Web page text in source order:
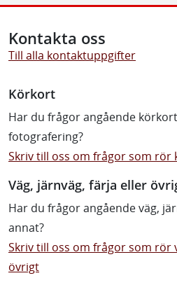
Kontakta oss
Till alla kontaktuppgifter
Körkort
Har du frågor angående
fotografering?
Skriv till oss om frågor som rör
Väg, järnväg, färja eller
Har du frågor angående väg,
annat?
Skriv till oss om frågor som rör
övrigt